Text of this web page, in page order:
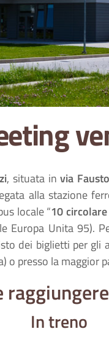
, situata invia
alla stazione
locale “10
Europa Unita
dei biglietti per
o presso la maggior
In treno